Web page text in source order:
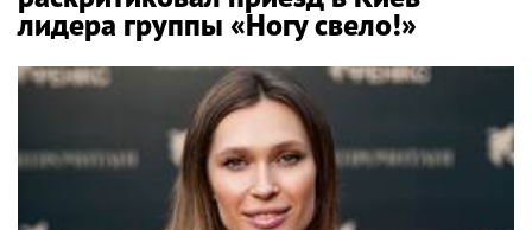
лидера группы «Ногу свело!»